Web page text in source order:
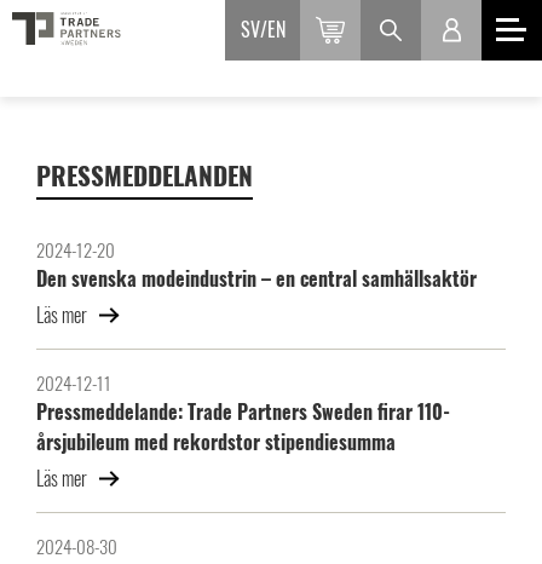
SV EN
PRESSMEDDELANDEN
2024-12-20
Den svenska modeindustrin – en central samhällsaktör
Läs mer
2024-12-11
Pressmeddelande: Trade Partners Sweden firar 110-
årsjubileum med rekordstor stipendiesumma
Läs mer
2024-08-30